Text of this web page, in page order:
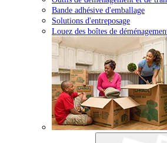
Bande adhésive d'emballage
Solutions d'entreposage
Louez des boîtes de